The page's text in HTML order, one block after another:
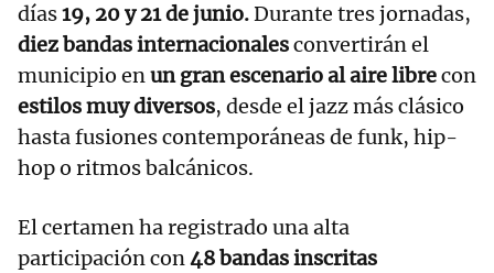
días19, 20 y 21 de junio.Durante tres jornadas,
diez bandas internacionalesconvertirán el
municipio enun gran escenario al aire librecon
estilos muy diversos, desde el jazz más clásico
hasta fusiones contemporáneas de funk, hip-
hop o ritmos balcánicos.
El certamen ha registrado una alta
participación con48 bandas inscritas